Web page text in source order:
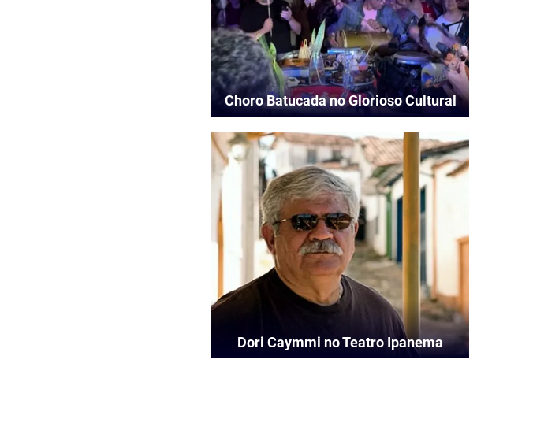
Choro Batucada no Glorioso Cultural
Dori Caymmi no Teatro Ipanema